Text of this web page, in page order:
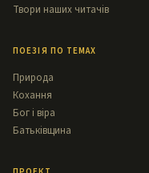
Твори наших читачів
ПОЕЗІЯ ПО ТЕМАХ
Природа
Кохання
Бог і віра
Батьківщина